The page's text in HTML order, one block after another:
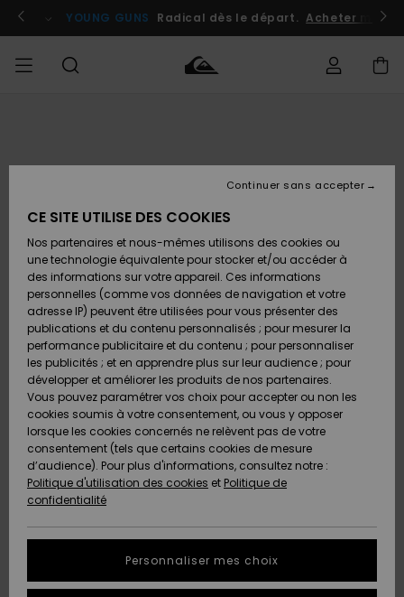
l'information
le
Se connecter / s'inscrire
YOUNG GUNS Radical dès le départ. Acheter
Chaussures
& Tongs
Surf
Snow
Nouveautés
A
Découvrir
Chaussures
& Tongs
Surf
Snow
Nouveautés
A
Découvrir
FEMME
A
Découvrir
Snow
SURF
Surf
Shop
Enfant
Highlights
Communauté
SNOW
Snow
Shop
Enfant
Snow
Shop
Femme
A
Découvrir
Communauté
OUTLET
Enfant
Outlet
Femme
AIDE &
CONTACT
Retours
Paiement
Carte
Cadeau
Quiksilver
Freedom
Protection
des
tailles
MAGASINS
QUIKSILVER
CE SITE UTILISE DES COOKIES
Nos partenaires et nous-mêmes utilisons des cookies ou
une technologie équivalente pour stocker et/ou accéder à
des informations sur votre appareil. Ces informations
personnelles (comme vos données de navigation et votre
adresse IP) peuvent être utilisées pour vous présenter des
publications et du contenu personnalisés ; pour mesurer la
performance publicitaire et du contenu ; pour personnaliser
les publicités ; et en apprendre plus sur leur audience ; pour
développer et améliorer les produits de nos partenaires.
Vous pouvez paramétrer vos choix pour accepter ou non les
cookies soumis à votre consentement, ou vous y opposer
lorsque les cookies concernés ne relèvent pas de votre
consentement (tels que certains cookies de mesure
d’audience). Pour plus d'informations, consultez notre :
Politique d'utilisation des cookies et Politique de
confidentialité
Personnaliser mes choix
Continuer sans accepter